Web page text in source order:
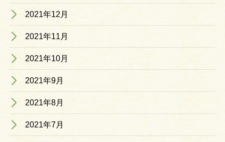
2021年12月
2021年11月
2021年10月
2021年9月
2021年8月
2021年7月